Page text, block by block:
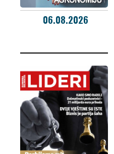
06.08.2026